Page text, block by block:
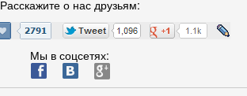
Расскажите о нас друзьям:
Мы в соцсетях:
ä æ è